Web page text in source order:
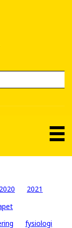
2020
2021
fysiologi